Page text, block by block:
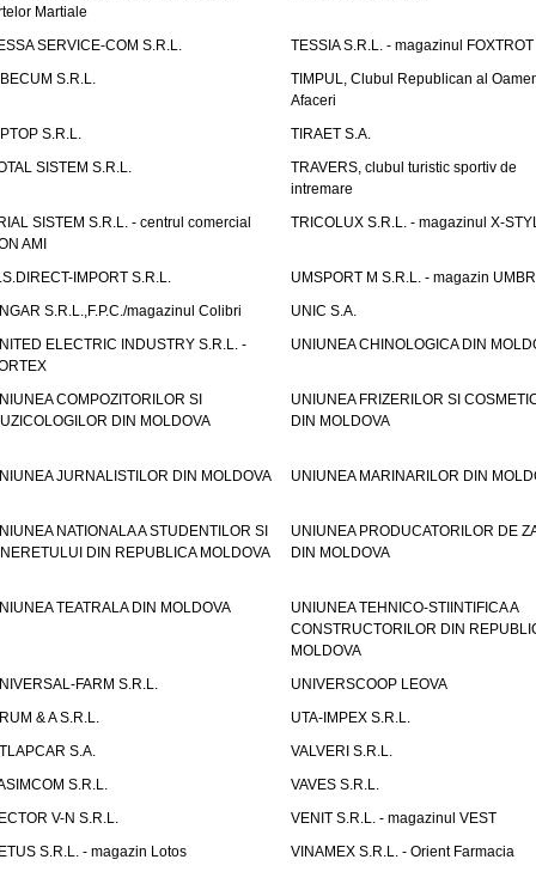
Martiale
SERVICE-COM S.R.L.
TESSIA S.R.L. - magazinul FOXTROT
S.R.L.
TIMPUL, Clubul Republican al
Afaceri
S.R.L.
TIRAET S.A.
SISTEM S.R.L.
TRAVERS, clubul turistic sportiv de
intremare
SISTEM S.R.L. - centrul comercial
AMI
TRICOLUX S.R.L. - magazinul X-
IMPORT S.R.L.
UMSPORT M S.R.L. - magazin
S.R.L.,F.P.C./magazinul Colibri
UNIC S.A.
ELECTRIC INDUSTRY S.R.L. -
UNIUNEA CHINOLOGICA DIN
COMPOZITORILOR SI
DIN MOLDOVA
UNIUNEA FRIZERILOR SI
DIN MOLDOVA
JURNALISTILOR DIN MOLDOVA UNIUNEA MARINARILOR DIN
NATIONALA A STUDENTILOR SI
DIN REPUBLICA MOLDOVA
UNIUNEA PRODUCATORILOR DE
DIN MOLDOVA
TEATRALA DIN MOLDOVA
UNIUNEA TEHNICO-STIINTIFICA A
CONSTRUCTORILOR DIN
MOLDOVA
FARM S.R.L.
UNIVERSCOOP LEOVA
& A S.R.L.
UTA-IMPEX S.R.L.
S.A.
VALVERI S.R.L.
S.R.L.
VAVES S.R.L.
V-N S.R.L.
VENIT S.R.L. - magazinul VEST
S.R.L. - magazin Lotos
VINAMEX S.R.L. - Orient Farmacia